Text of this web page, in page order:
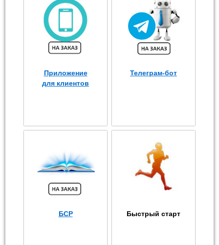
Приложение
для клиентов
Телеграм-бот
БСР Быстрый старт